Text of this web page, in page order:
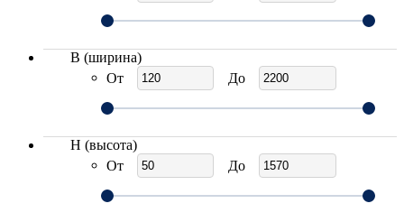
B (ширина)
От
До
H (высота)
От
До